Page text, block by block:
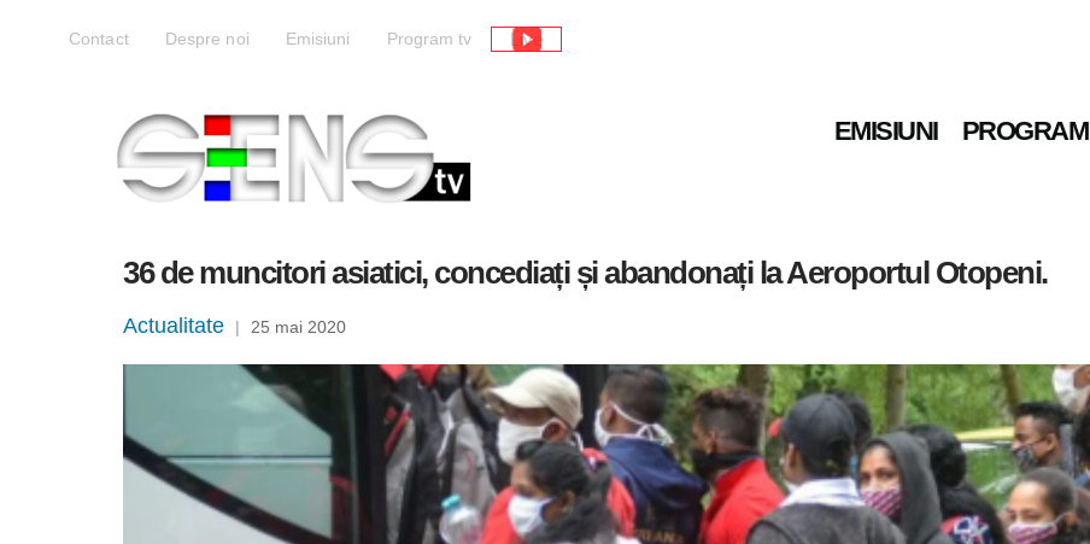
Contact Despre noi Emisiuni Program tv Live
EMISIUNI PROGRAM
36 de muncitori asiatici, concediați și abandonați la Aeroportul Otopeni.
Actualitate | 25 mai 2020